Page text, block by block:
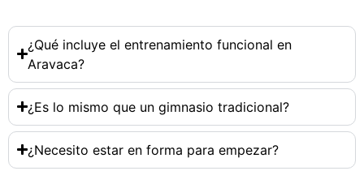
¿Qué incluye el entrenamiento funcional en
Aravaca?
¿Es lo mismo que un gimnasio tradicional?
¿Necesito estar en forma para empezar?